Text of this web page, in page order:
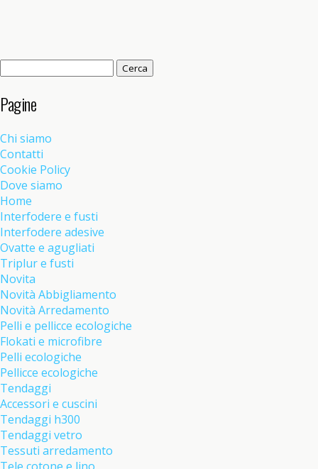
Pagine
Chi siamo
Contatti
Cookie Policy
Dove siamo
Home
Interfodere e fusti
Interfodere adesive
Ovatte e agugliati
Triplur e fusti
Novita
Novità Abbigliamento
Novità Arredamento
Pelli e pellicce ecologiche
Flokati e microfibre
Pelli ecologiche
Pellicce ecologiche
Tendaggi
Accessori e cuscini
Tendaggi h300
Tendaggi vetro
Tessuti arredamento